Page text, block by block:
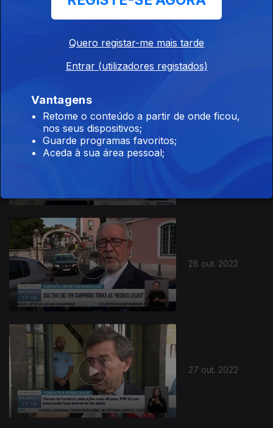
02 nov. 2022
28 out. 2022
27 out. 2022
Quero registar-me mais tarde
Entrar (utilizadores registados)
Vantagens
Retome o conteúdo a partir de onde ficou,
nos seus dispositivos;
Guarde programas favoritos;
Aceda à sua área pessoal;